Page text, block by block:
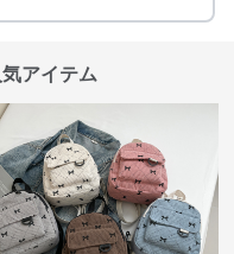
アイテム